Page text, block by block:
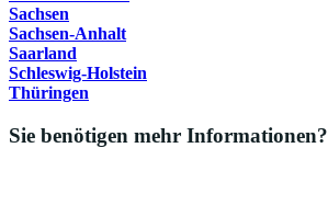
Sachsen
Sachsen-Anhalt
Saarland
Schleswig-Holstein
Thüringen
Sie benötigen mehr Informationen?